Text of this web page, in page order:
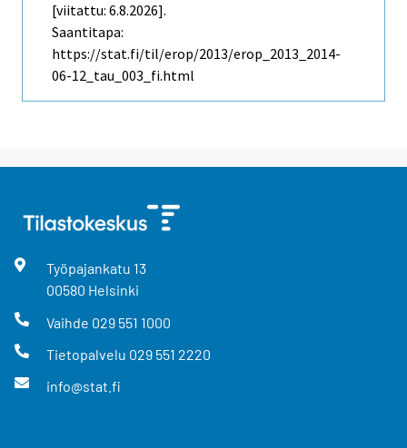
[viitattu: 6.8.2026].
Saantitapa:
https://stat.fi/til/erop/2013/erop_2013_2014-
06-12_tau_003_fi.html
Työpajankatu 13
00580 Helsinki
Vaihde 029 551 1000
Tietopalvelu 029 551 2220
info@stat.fi